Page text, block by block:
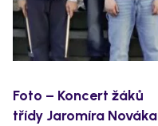
Foto – Koncert žáků
třídy Jaromíra Nováka